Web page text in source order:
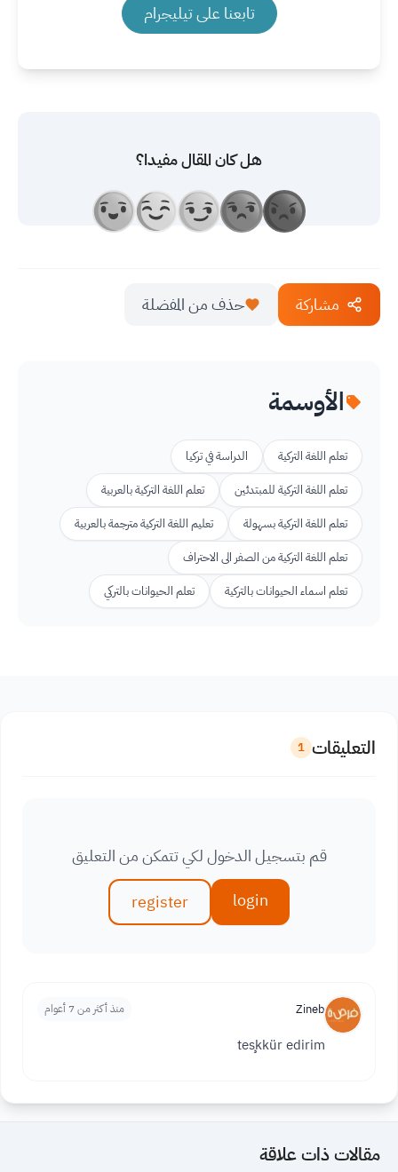
تابعنا على تيليجرام
هل كان المقال مفيدا؟
مشاركة حذف من المفضلة
الأوسمة
تعلم اللغة التركية
الدراسة في تركيا
تعلم اللغة التركية للمبتدئين
تعلم اللغة التركية بالعربية
تعلم اللغة التركية بسهولة
تعليم اللغة التركية مترجمة بالعربية
تعلم اللغة التركية من الصفر الى الاحتراف
تعلم اسماء الحيوانات بالتركية
تعلم الحيوانات بالتركي
التعليقات 1
قم بتسجيل الدخول لكي تتمكن من التعليق
login
register
Zineb منذ أكثر من 7 أعوام
teşkkür edirim
مقالات ذات علاقة